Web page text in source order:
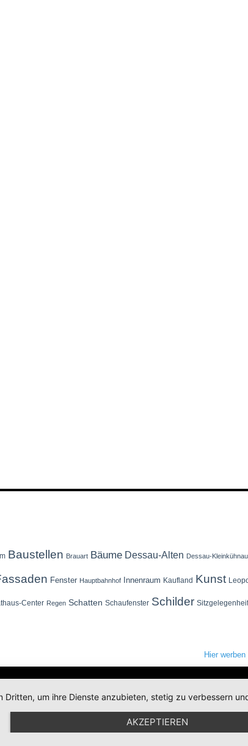
Baustellen Brauart Bäume Dessau-Alten Dessau-Kleinkühnau
Fenster Hauptbahnhof Innenraum Kaufland Kunst
Center Regen Schatten Schaufenster Schilder Sitzgelegenheit
Hier werben
Dritten, um ihre Dienste anzubieten, stetig zu verbessern
AKZEPTIEREN